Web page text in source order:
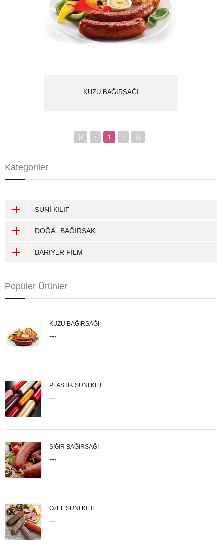
KUZU BAĞIRSAĞI
| 1 |
Kategoriler
SUNİ KILIF
DOĞAL BAĞIRSAK
BARİYER FİLM
Popüler Ürünler
KUZU BAĞIRSAĞI
---
PLASTİK SUNİ KILIF
---
SIĞIR BAĞIRSAĞI
---
ÖZEL SUNİ KILIF
---